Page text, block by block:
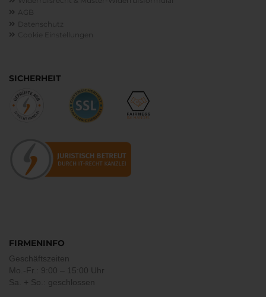
AGB
Datenschutz
Cookie Einstellungen
SICHERHEIT
FIRMENINFO
Geschäftszeiten
Mo.-Fr.: 9:00 – 15:00 Uhr
Sa. + So.: geschlossen